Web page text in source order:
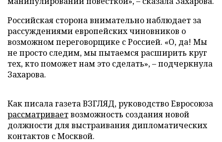
Российская сторона внимательно наблюдает за
рассуждениями европейских чиновников о
возможном переговорщике с Россией. «О, да! Мы
не просто следим, мы пытаемся расширить круг
тех, кто поможет нам это сделать», – подчеркнула
Захарова.
Как писала газета ВЗГЛЯД, руководство Евросоюза
рассматриваетвозможность создания новой
должности для выстраивания дипломатических
контактов с Москвой.